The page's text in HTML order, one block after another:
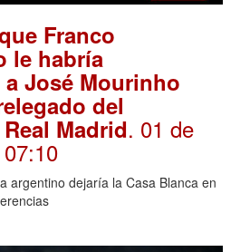
Franco
le habría
José Mourinho
del
Madrid. 01 de
argentino dejaría la Casa Blanca en